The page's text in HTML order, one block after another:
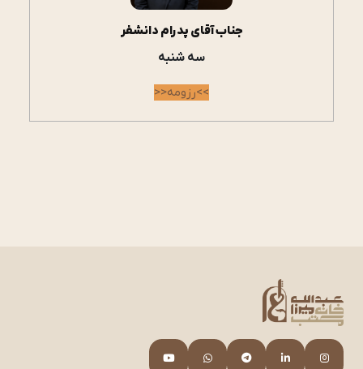
جناب آقای پدرام دانشفر
سه شنبه
>>رزومه<<